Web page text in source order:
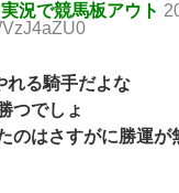
況で競馬板アウト
れる騎手だよな
つでしょ
のはさすがに勝運が